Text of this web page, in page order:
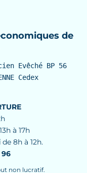
de
Evêché BP 56
Cedex
à 17h
de 8h à 12h.
96
non lucratif.